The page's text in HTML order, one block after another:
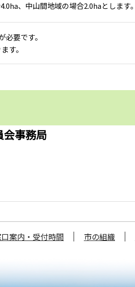
、中山間地域の場合2.0haとします。
要です。
す。
事務局
案内・受付時間 市の組織